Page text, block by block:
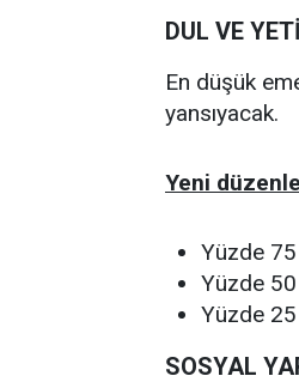
DUL VE
En düşük
yansıyacak.
Yeni
Yüzde 75
Yüzde 50
Yüzde 25
SOSYAL